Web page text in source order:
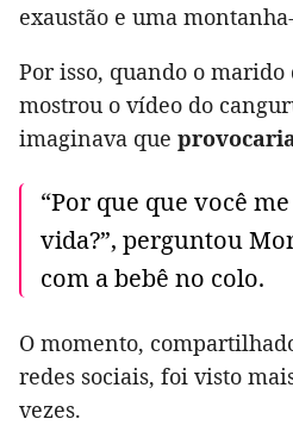
exaustão e uma
Por isso, quando o marido
mostrou o vídeo do
imaginava que
“Por que que você
vida?”, perguntou
com a bebê no colo.
O momento,
redes sociais, foi visto
vezes.